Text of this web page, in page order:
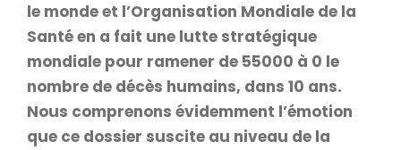
le monde et l’Organisation Mondiale de la
Santé en a fait une lutte stratégique
mondiale pour ramener de 55000 à 0 le
nombre de décès humains, dans 10 ans.
Nous comprenons évidemment l’émotion
que ce dossier suscite au niveau de la